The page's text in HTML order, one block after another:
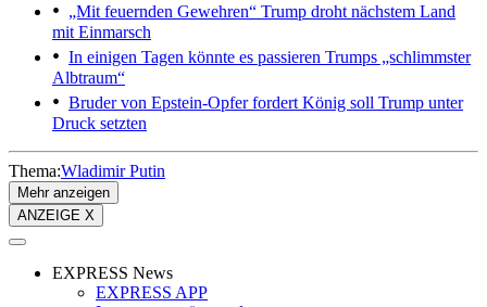
„Mit feuernden Gewehren“ Trump droht nächstem Land
mit Einmarsch
In einigen Tagen könnte es passieren Trumps „schlimmster
Albtraum“
Bruder von Epstein-Opfer fordert König soll Trump unter
Druck setzten
Thema:Wladimir Putin
Mehr anzeigen
ANZEIGE X
EXPRESS News
EXPRESS APP